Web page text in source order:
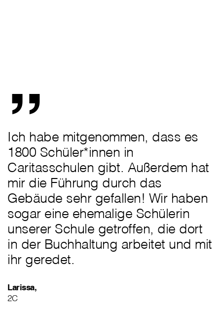
„
Ich habe mitgenommen, dass es
1800 Schüler*innen in
Caritasschulen gibt. Außerdem hat
mir die Führung durch das
Gebäude sehr gefallen! Wir haben
sogar eine ehemalige Schülerin
unserer Schule getroffen, die dort
in der Buchhaltung arbeitet und mit
ihr geredet.
Larissa,
2C